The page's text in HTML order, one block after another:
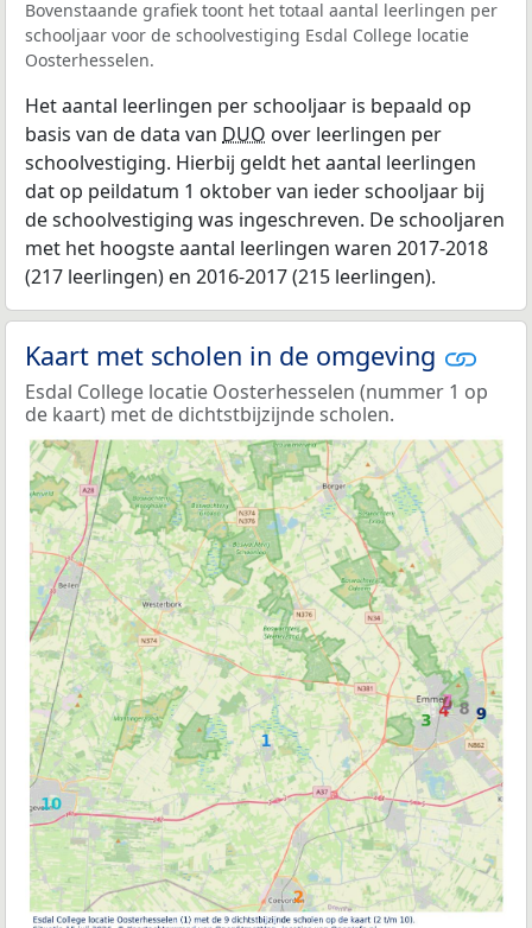
Bovenstaande grafiek toont het totaal aantal leerlingen per
schooljaar voor de schoolvestiging Esdal College locatie
Oosterhesselen.
Het aantal leerlingen per schooljaar is bepaald op
basis van de data van DUO over leerlingen per
schoolvestiging. Hierbij geldt het aantal leerlingen
dat op peildatum 1 oktober van ieder schooljaar bij
de schoolvestiging was ingeschreven. De schooljaren
met het hoogste aantal leerlingen waren 2017-2018
(217 leerlingen) en 2016-2017 (215 leerlingen).
Kaart met scholen in de omgeving
Esdal College locatie Oosterhesselen (nummer 1 op
de kaart) met de dichtstbijzijnde scholen.